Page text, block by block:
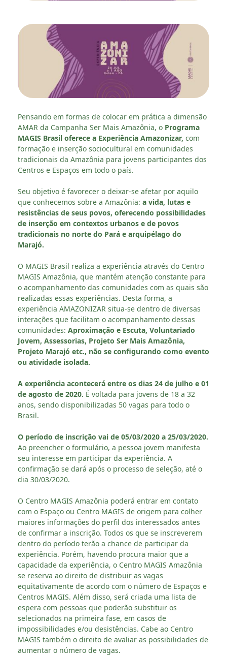
Pensando em formas de colocar em prática a dimensão
AMAR da Campanha Ser Mais Amazônia, o Programa
MAGIS Brasil oferece a Experiência Amazonizar, com
formação e inserção sociocultural em comunidades
tradicionais da Amazônia para jovens participantes dos
Centros e Espaços em todo o país.
Seu objetivo é favorecer o deixar-se afetar por aquilo
que conhecemos sobre a Amazônia: a vida, lutas e
resistências de seus povos, oferecendo possibilidades
de inserção em contextos urbanos e de povos
tradicionais no norte do Pará e arquipélago do
Marajó.
O MAGIS Brasil realiza a experiência através do Centro
MAGIS Amazônia, que mantém atenção constante para
o acompanhamento das comunidades com as quais são
realizadas essas experiências. Desta forma, a
experiência AMAZONIZAR situa-se dentro de diversas
interações que facilitam o acompanhamento dessas
comunidades: Aproximação e Escuta, Voluntariado
Jovem, Assessorias, Projeto Ser Mais Amazônia,
Projeto Marajó etc., não se configurando como evento
ou atividade isolada.
A experiência acontecerá entre os dias 24 de julho e 01
de agosto de 2020. É voltada para jovens de 18 a 32
anos, sendo disponibilizadas 50 vagas para todo o
Brasil.
O período de inscrição vai de 05/03/2020 a 25/03/2020.
Ao preencher o formulário, a pessoa jovem manifesta
seu interesse em participar da experiência. A
confirmação se dará após o processo de seleção, até o
dia 30/03/2020.
O Centro MAGIS Amazônia poderá entrar em contato
com o Espaço ou Centro MAGIS de origem para colher
maiores informações do perfil dos interessados antes
de confirmar a inscrição. Todos os que se inscreverem
dentro do período terão a chance de participar da
experiência. Porém, havendo procura maior que a
capacidade da experiência, o Centro MAGIS Amazônia
se reserva ao direito de distribuir as vagas
equitativamente de acordo com o número de Espaços e
Centros MAGIS. Além disso, será criada uma lista de
espera com pessoas que poderão substituir os
selecionados na primeira fase, em casos de
impossibilidades e/ou desistências. Cabe ao Centro
MAGIS também o direito de avaliar as possibilidades de
aumentar o número de vagas.